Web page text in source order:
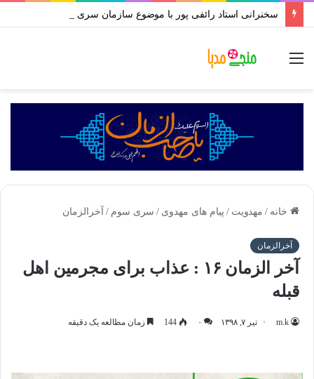
خانه / مهدویت / پیام های مهدوی / سری سوم / آخرالزمان
آخرالزمان
آخر الزمان ۱۶ : عذاب برای مجرمین اهل
قبله
m.k تیر ۷, ۱۳۹۸ ۰ 144 زمان مطالعه یک دقیقه